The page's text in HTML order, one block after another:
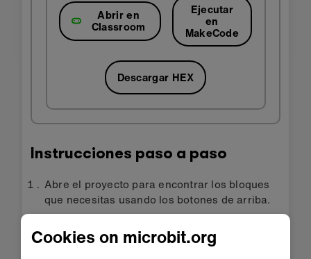
Abrir en
Classroom
Ejecutar
en
MakeCode
Descargar HEX
Instrucciones paso a paso
Abre el proyecto para encontrar los bloques
que necesitas usando los botones de arriba.
feliz.
Cookies on microbit.org